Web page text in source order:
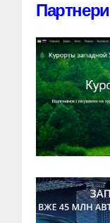
Партнери